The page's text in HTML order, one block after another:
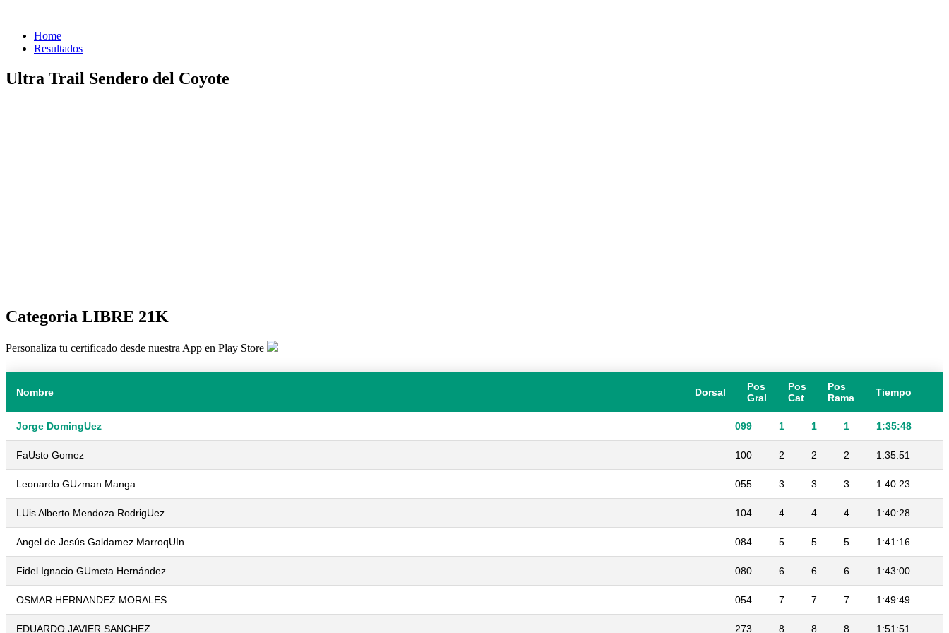
Home
Resultados
Ultra Trail Sendero del Coyote
Categoria LIBRE 21K
Personaliza tu certificado desde nuestra App en Play Store
Nombre Dorsal
Pos
Gral
Pos
Cat
Pos
Rama
Tiempo
Jorge DomingUez 099 1 1 1 1:35:48
FaUsto Gomez 100 2 2 2 1:35:51
Leonardo GUzman Manga 055 3 3 3 1:40:23
LUis Alberto Mendoza RodrigUez 104 4 4 4 1:40:28
Angel de Jesús Galdamez MarroqUIn 084 5 5 5 1:41:16
Fidel Ignacio GUmeta Hernández 080 6 6 6 1:43:00
OSMAR HERNANDEZ MORALES 054 7 7 7 1:49:49
EDUARDO JAVIER SANCHEZ 273 8 8 8 1:51:51